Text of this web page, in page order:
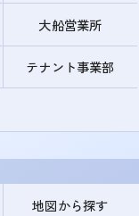
大船営業所
テナント事業部
地図から探す